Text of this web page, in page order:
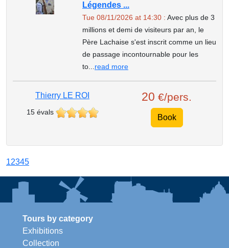
Légendes ...
Tue 08/11/2026 at 14:30 : Avec plus de 3
millions et demi de visiteurs par an, le
Père Lachaise s'est inscrit comme un lieu
de passage incontournable pour les
to... read more
Thierry LE ROI
15 évals
20 €/pers.
Book
12345
Tours by category
Exhibitions
Collection